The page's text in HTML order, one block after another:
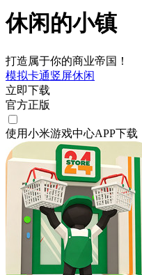
休闲的小镇
打造属于你的商业帝国！
模拟卡通竖屏休闲
立即下载
官方正版
使用小米游戏中心APP下载